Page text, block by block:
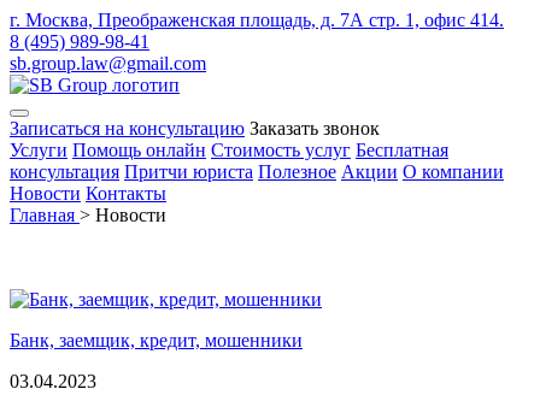
г. Москва, Преображенская площадь, д. 7А стр. 1, офис 414.
8 (495) 989-98-41
sb.group.law@gmail.com
Записаться на консультацию Заказать звонок
Услуги Помощь онлайн Стоимость услуг Бесплатная
консультация Притчи юриста Полезное Акции О компании
Новости Контакты
Главная > Новости
Банк, заемщик, кредит, мошенники
03.04.2023